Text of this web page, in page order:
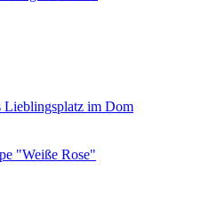
Lieblingsplatz im Dom
"Weiße Rose"